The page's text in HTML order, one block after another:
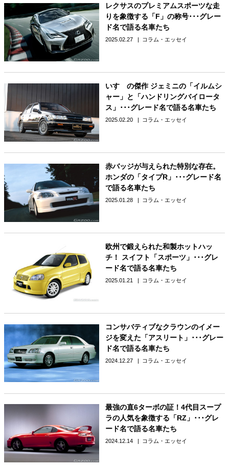
レクサスのプレミアムスポーツな走
りを象徴する「F」の称号･･･グレー
ド名で語る名車たち
2025.02.27 コラム・エッセイ
いすゞの傑作 ジェミニの「イルムシ
ャー」と「ハンドリングバイロータ
ス」･･･グレード名で語る名車たち
2025.02.20 コラム・エッセイ
赤バッジが与えられた特別な存在。
ホンダの「タイプR」･･･グレード名
で語る名車たち
2025.01.28 コラム・エッセイ
欧州で鍛えられた和製ホットハッ
チ！ スイフト「スポーツ」･･･グレ
ード名で語る名車たち
2025.01.21 コラム・エッセイ
コンサバティブなクラウンのイメー
ジを変えた「アスリート」･･･グレー
ド名で語る名車たち
2024.12.27 コラム・エッセイ
最強の直6ターボの証！4代目スープ
ラの人気を象徴する「RZ」･･･グレ
ード名で語る名車たち
2024.12.14 コラム・エッセイ